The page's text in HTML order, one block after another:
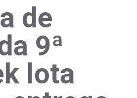
de
9ª
lota